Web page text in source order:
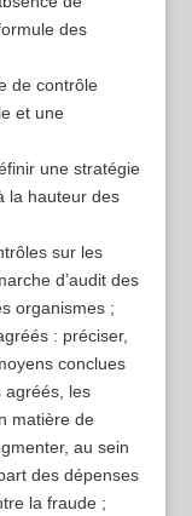
des
de contrôle
et une
une stratégie
la hauteur des
sur les
d’audit des
organismes ;
: préciser,
conclues
agréés, les
matière de
au sein
des dépenses
la fraude ;